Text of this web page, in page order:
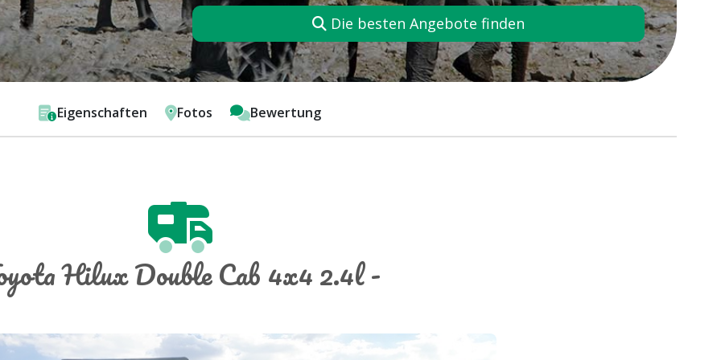
Die besten Angebote finden
Eigenschaften Fotos Bewertung
Hilux Double Cab 4x4 2.4l -